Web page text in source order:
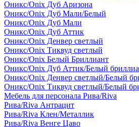
Оникс/Onix Дуб Аризона
Оникс/Onix Дуб Мали/Белый
Оникс/Onix Дуб Мали
Оникс/Onix Дуб Аттик
Оникс/Onix Денвер светлый
Оникс/Onix Тиквуд светлый
Оникс/Onix Белый Бриллиант
Оникс/Onix Дуб Аттик/Белый
Оникс/Onix Денвер светлый/Белый
Оникс/Onix Тиквуд светлый/Белый
Мебель для персонала Рива/Riva
Рива/Riva Антрацит
Рива/Riva Клен/Металлик
Рива/Riva Венге Цаво